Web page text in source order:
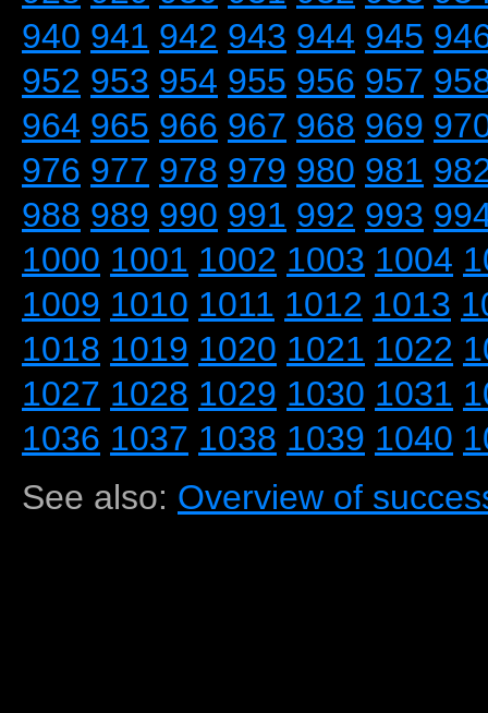
940 941 942 943 944 945
952 953 954 955 956 957
964 965 966 967 968 969
976 977 978 979 980 981
988 989 990 991 992 993
1000 1001 1002 1003 1004
1009 1010 1011 1012 1013
1018 1019 1020 1021 1022
1027 1028 1029 1030 1031
1036 1037 1038 1039 1040
See also: Overview of